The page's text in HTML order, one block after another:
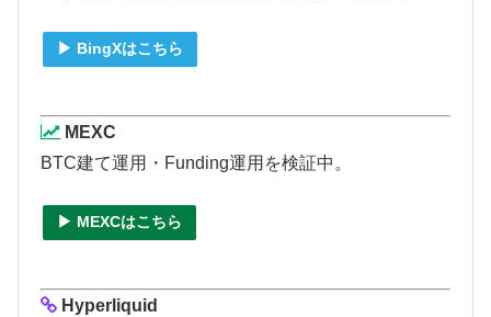
▶ BingXはこちら
MEXC
BTC建て運用・Funding運用を検証中。
▶ MEXCはこちら
Hyperliquid